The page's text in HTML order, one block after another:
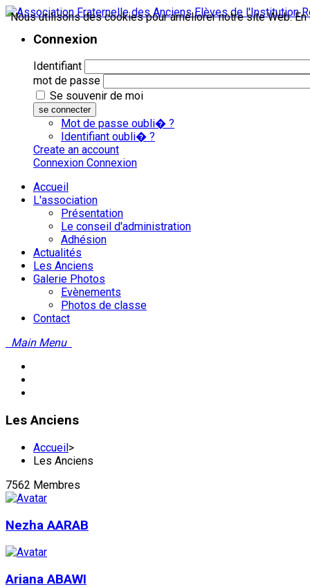
Connexion
Identifiant
mot de passe
Se souvenir de moi
se connecter
Mot de passe oubli� ?
Identifiant oubli� ?
Create an account
Connexion Connexion
Accueil
L'association
Présentation
Le conseil d'administration
Adhésion
Actualités
Les Anciens
Galerie Photos
Evènements
Photos de classe
Contact
Main Menu
Les Anciens
Accueil>
Les Anciens
7562 Membres
Nezha AARAB
Ariana ABAWI
Nous utilisons des cookies pour améliorer notre site Web.